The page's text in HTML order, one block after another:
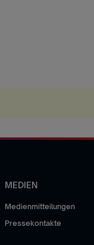
MEDIEN
Medienmitteilungen
Pressekontakte